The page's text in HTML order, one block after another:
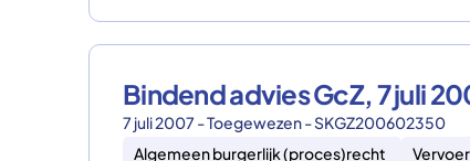
Bindend advies GcZ, 7 juli
7 juli 2007 - Toegewezen - SKGZ200602350
Algemeen burgerlijk (proces)recht
Vervoer